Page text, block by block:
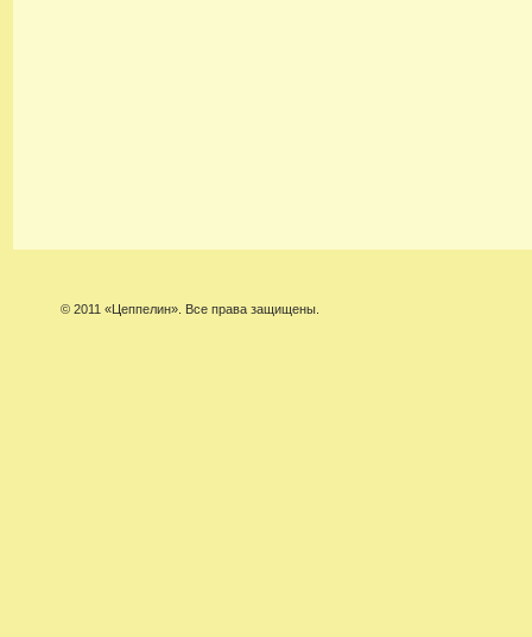
© 2011 «Цеппелин». Все права защищены.